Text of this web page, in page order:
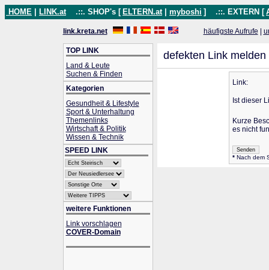
HOME LINK.at .::. SHOP's [ ELTERN.at myboshi ] .::. EXTERN [
link.kreta.net häufigste Aufrufe
TOP LINK
Land & Leute
Suchen & Finden
Kategorien
Gesundheit & Lifestyle
Sport & Unterhaltung
Themenlinks
Wirtschaft & Politik
Wissen & Technik
SPEED LINK
weitere Funktionen
Link vorschlagen
COVER-Domain
defekten Link melden
Link:
Ist dieser
Kurze
es nicht
*Nach dem